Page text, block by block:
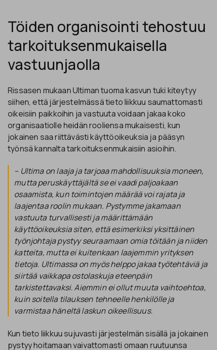
Töiden organisointi tehostuu
tarkoituksenmukaisella
vastuunjaolla
Rissasen mukaan Ultiman tuoma kasvun tuki kiteytyy
siihen, että järjestelmässä tieto liikkuu saumattomasti
oikeisiin paikkoihin ja vastuuta voidaan jakaa koko
organisaatiolle heidän rooliensa mukaisesti, kun
jokainen saa riittävästi käyttöoikeuksia ja pääsyn
työnsä kannalta tarkoituksenmukaisiin asioihin.
– Ultima on laaja ja tarjoaa mahdollisuuksia moneen,
mutta peruskäyttäjältä se ei vaadi paljoakaan
osaamista, kun toimintojen määrää voi rajata ja
laajentaa roolin mukaan. Pystymme jakamaan
vastuuta turvallisesti ja määrittämään
käyttöoikeuksia siten, että esimerkiksi yksittäinen
työnjohtaja pystyy seuraamaan omia töitään ja niiden
katteita, mutta ei kuitenkaan laajemmin yrityksen
tietoja. Ultimassa on myös helppo jakaa työtehtäviä ja
siirtää vaikkapa ostolaskuja eteenpäin
tarkistettavaksi. Aiemmin ei ollut muuta vaihtoehtoa,
kuin soitella tilauksen tehneelle henkilölle ja
varmistaa häneltä laskun oikeellisuus.
Kun tieto liikkuu sujuvasti järjestelmän sisällä ja jokainen
pystyy hoitamaan vaivattomasti omaan ruutuunsa